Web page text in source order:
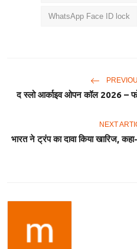
WhatsApp Face ID lock
द स्लो आर्काइव ओपन कॉल 2026 –
NEXT
भारत ने ट्रंप का दावा किया खारिज,